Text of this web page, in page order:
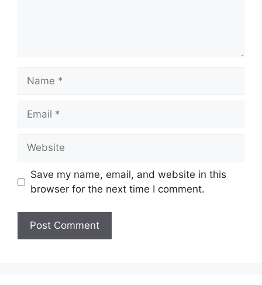
Name
Email
Website
Save my name, email, and website in this
browser for the next time I comment.